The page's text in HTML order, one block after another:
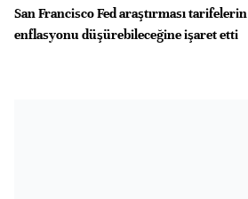
San Francisco Fed araştırması tarifelerin
enflasyonu düşürebileceğine işaret etti